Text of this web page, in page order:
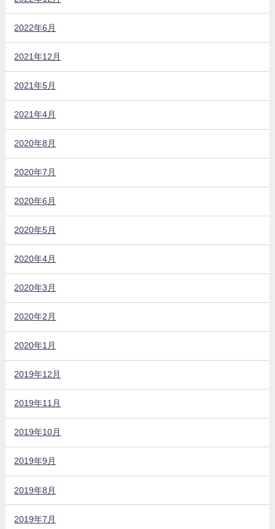
2022年6月
2021年12月
2021年5月
2021年4月
2020年8月
2020年7月
2020年6月
2020年5月
2020年4月
2020年3月
2020年2月
2020年1月
2019年12月
2019年11月
2019年10月
2019年9月
2019年8月
2019年7月